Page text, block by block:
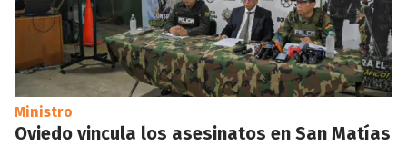
Ministro
Oviedo vincula los asesinatos en San Matías